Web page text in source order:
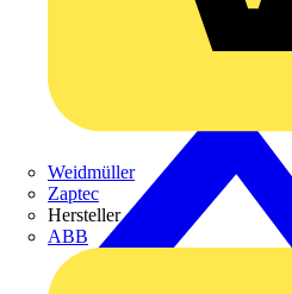
Weidmüller
Zaptec
Hersteller
ABB